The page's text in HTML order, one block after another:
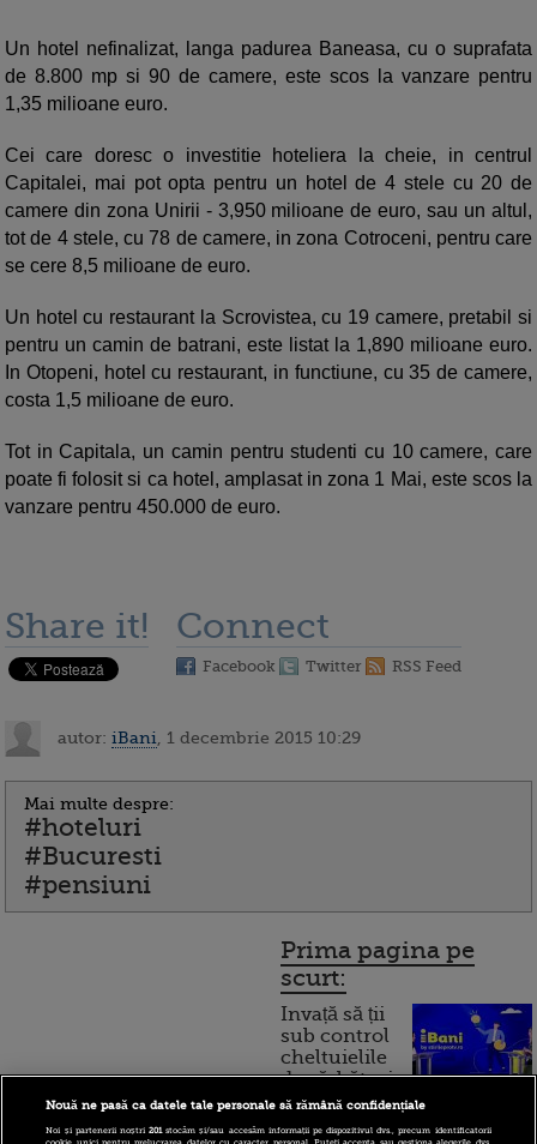
Un hotel nefinalizat, langa padurea Baneasa, cu o suprafata
de 8.800 mp si 90 de camere, este scos la vanzare pentru
1,35 milioane euro.
Cei care doresc o investitie hoteliera la cheie, in centrul
Capitalei, mai pot opta pentru un hotel de 4 stele cu 20 de
camere din zona Unirii - 3,950 milioane de euro, sau un altul,
tot de 4 stele, cu 78 de camere, in zona Cotroceni, pentru care
se cere 8,5 milioane de euro.
Un hotel cu restaurant la Scrovistea, cu 19 camere, pretabil si
pentru un camin de batrani, este listat la 1,890 milioane euro.
In Otopeni, hotel cu restaurant, in functiune, cu 35 de camere,
costa 1,5 milioane de euro.
Tot in Capitala, un camin pentru studenti cu 10 camere, care
poate fi folosit si ca hotel, amplasat in zona 1 Mai, este scos la
vanzare pentru 450.000 de euro.
Share it! Connect
Facebook Twitter RSS Feed
autor: iBani , 1 decembrie 2015 10:29
Mai multe despre:
#hoteluri
#Bucuresti
#pensiuni
Prima pagina pe
scurt:
Invață să ții
sub control
cheltuielile
de sărbători.
Cum
Nouă ne pasă ca datele tale personale să rămână confidențiale
Noi și partenerii noștri201stocăm și/sau accesăm informații pe dispozitivul dvs., precum identificatorii